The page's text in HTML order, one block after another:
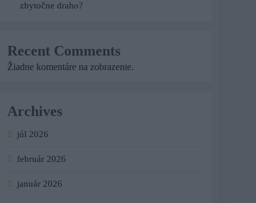
zbytočne draho?
Recent Comments
Žiadne komentáre na zobrazenie.
Archives
júl 2026
február 2026
január 2026